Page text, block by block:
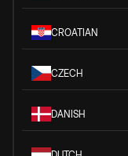
CROATIAN
CZECH
DANISH